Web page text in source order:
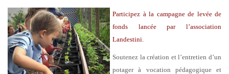
Participez à la campagne de levée de
fonds lancée par l’association
Landestini.
Soutenez la création et l’entretien d’un
potager à vocation pédagogique et